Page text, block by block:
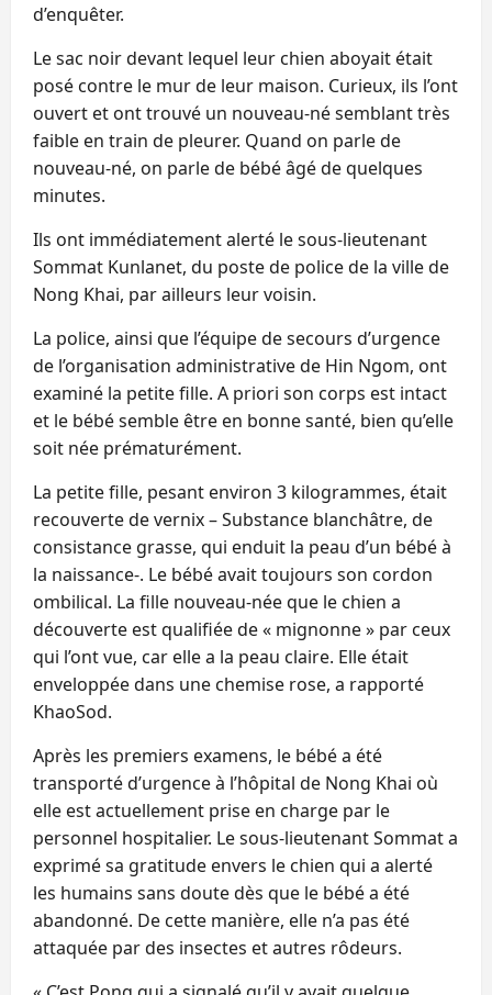
d’enquêter.
Le sac noir devant lequel leur chien aboyait était
posé contre le mur de leur maison. Curieux, ils l’ont
ouvert et ont trouvé un nouveau-né semblant très
faible en train de pleurer. Quand on parle de
nouveau-né, on parle de bébé âgé de quelques
minutes.
Ils ont immédiatement alerté le sous-lieutenant
Sommat Kunlanet, du poste de police de la ville de
Nong Khai, par ailleurs leur voisin.
La police, ainsi que l’équipe de secours d’urgence
de l’organisation administrative de Hin Ngom, ont
examiné la petite fille. A priori son corps est intact
et le bébé semble être en bonne santé, bien qu’elle
soit née prématurément.
La petite fille, pesant environ 3 kilogrammes, était
recouverte de vernix – Substance blanchâtre, de
consistance grasse, qui enduit la peau d’un bébé à
la naissance-. Le bébé avait toujours son cordon
ombilical. La fille nouveau-née que le chien a
découverte est qualifiée de « mignonne » par ceux
qui l’ont vue, car elle a la peau claire. Elle était
enveloppée dans une chemise rose, a rapporté
KhaoSod.
Après les premiers examens, le bébé a été
transporté d’urgence à l’hôpital de Nong Khai où
elle est actuellement prise en charge par le
personnel hospitalier. Le sous-lieutenant Sommat a
exprimé sa gratitude envers le chien qui a alerté
les humains sans doute dès que le bébé a été
abandonné. De cette manière, elle n’a pas été
attaquée par des insectes et autres rôdeurs.